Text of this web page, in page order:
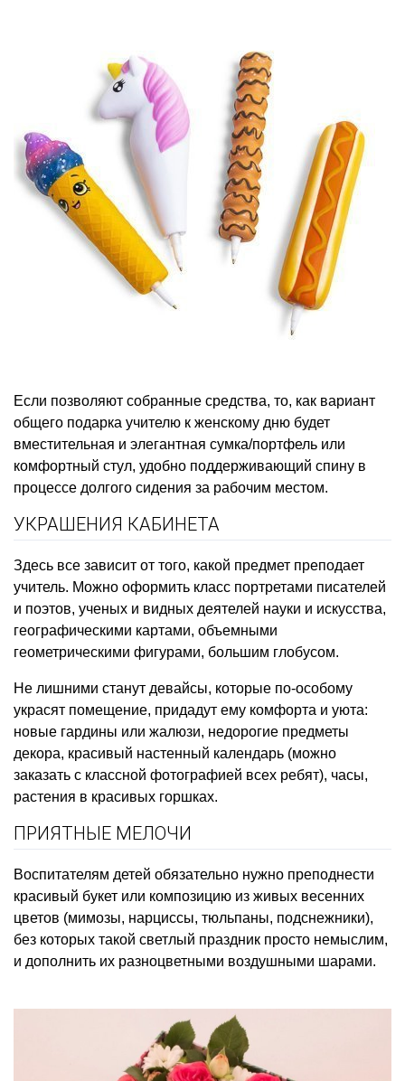
Если позволяют собранные средства, то, как вариант
общего подарка учителю к женскому дню будет
вместительная и элегантная сумка/портфель или
комфортный стул, удобно поддерживающий спину в
процессе долгого сидения за рабочим местом.
УКРАШЕНИЯ КАБИНЕТА
Здесь все зависит от того, какой предмет преподает
учитель. Можно оформить класс портретами писателей
и поэтов, ученых и видных деятелей науки и искусства,
географическими картами, объемными
геометрическими фигурами, большим глобусом.
Не лишними станут девайсы, которые по-особому
украсят помещение, придадут ему комфорта и уюта:
новые гардины или жалюзи, недорогие предметы
декора, красивый настенный календарь (можно
заказать с классной фотографией всех ребят), часы,
растения в красивых горшках.
ПРИЯТНЫЕ МЕЛОЧИ
Воспитателям детей обязательно нужно преподнести
красивый букет или композицию из живых весенних
цветов (мимозы, нарциссы, тюльпаны, подснежники),
без которых такой светлый праздник просто немыслим,
и дополнить их разноцветными воздушными шарами.